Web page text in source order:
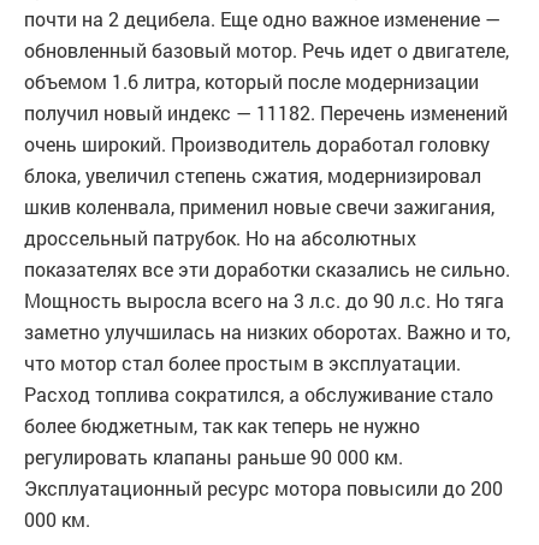
почти на 2 децибела. Еще одно важное изменение —
обновленный базовый мотор. Речь идет о двигателе,
объемом 1.6 литра, который после модернизации
получил новый индекс — 11182. Перечень изменений
очень широкий. Производитель доработал головку
блока, увеличил степень сжатия, модернизировал
шкив коленвала, применил новые свечи зажигания,
дроссельный патрубок. Но на абсолютных
показателях все эти доработки сказались не сильно.
Мощность выросла всего на 3 л.с. до 90 л.с. Но тяга
заметно улучшилась на низких оборотах. Важно и то,
что мотор стал более простым в эксплуатации.
Расход топлива сократился, а обслуживание стало
более бюджетным, так как теперь не нужно
регулировать клапаны раньше 90 000 км.
Эксплуатационный ресурс мотора повысили до 200
000 км.